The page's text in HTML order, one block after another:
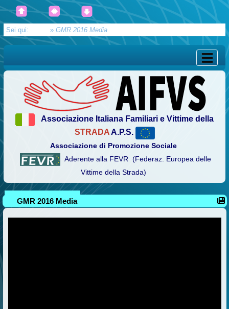
Sei qui: » GMR 2016 Media
Associazione Italiana Familiari e Vittime della
STRADAA.P.S.
Associazione di Promozione Sociale
Aderente alla FEVR (Federaz. Europea delle
Vittime della Strada)
GMR 2016 Media